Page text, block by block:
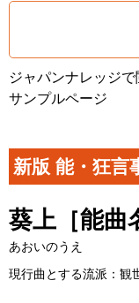
ジャパンナレッジ
サンプルページ
新版 能・狂言
葵上 ［能曲
あおいのうえ
現行曲とする流派：観